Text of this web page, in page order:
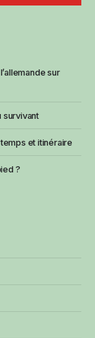
sur
survivant
et itinéraire
?